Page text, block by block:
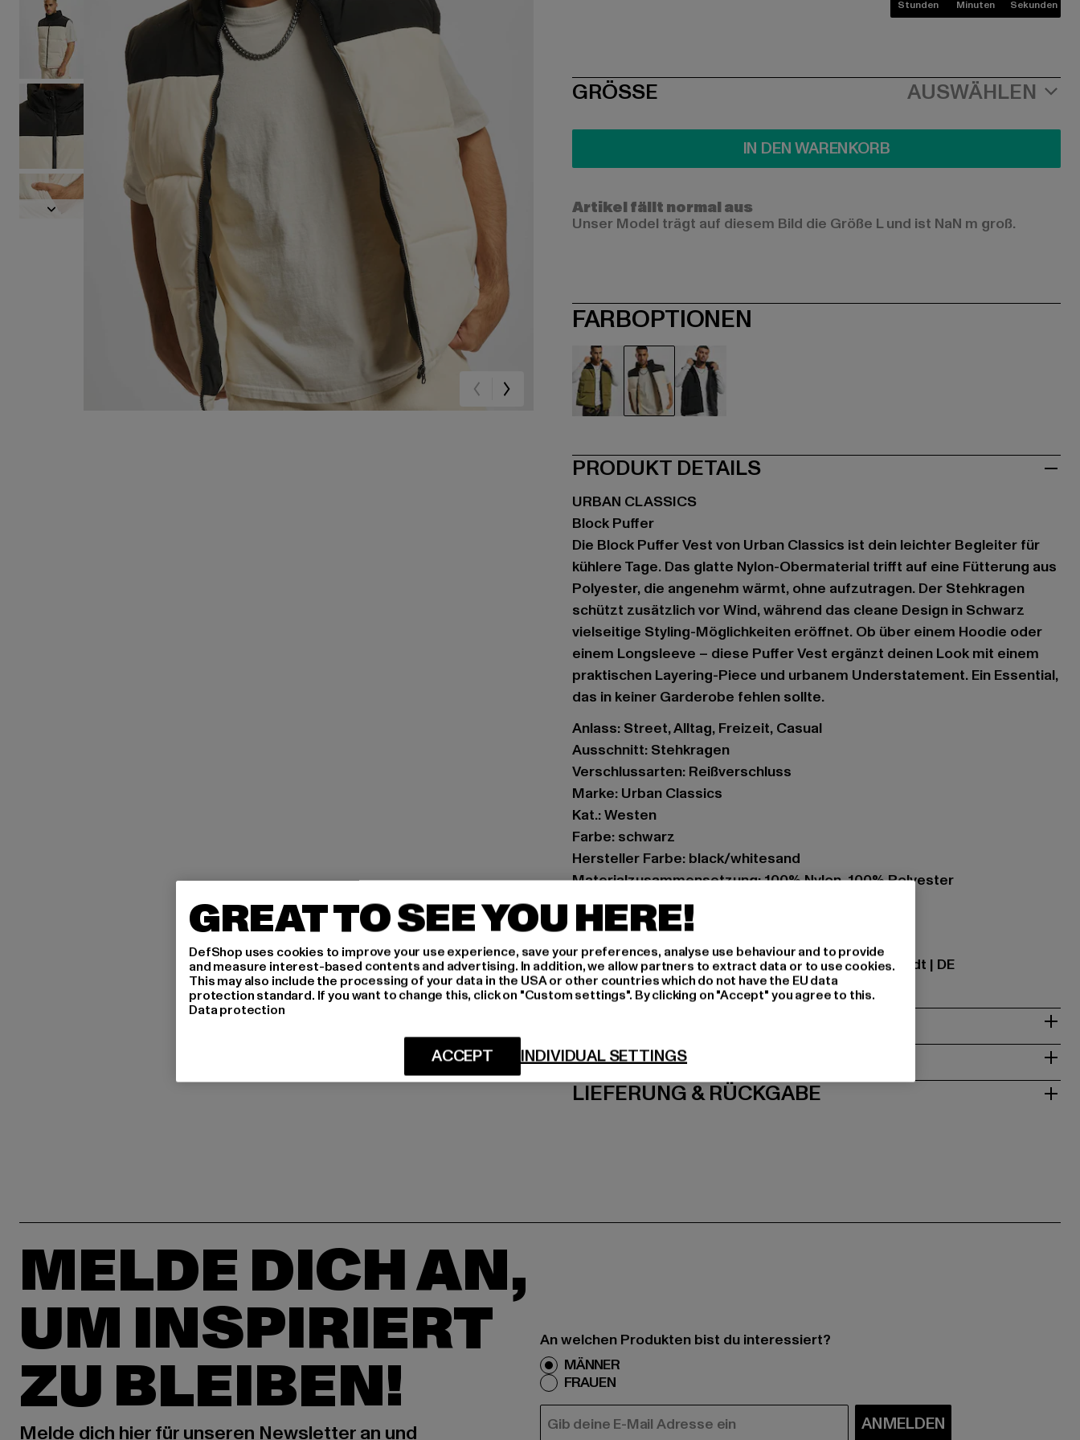
Stunden Minuten Sekunden
SIZE
GRÖSSE AUSWÄHLEN
IN DEN WARENKORB
Artikel fällt normal aus
Unser Model trägt auf diesem Bild die Größe L und ist NaN m groß.
FARBOPTIONEN
PRODUKT DETAILS
URBAN CLASSICS
Block Puffer
Die Block Puffer Vest von Urban Classics ist dein leichter Begleiter für
kühlere Tage. Das glatte Nylon-Obermaterial trifft auf eine Fütterung aus
Polyester, die angenehm wärmt, ohne aufzutragen. Der Stehkragen
schützt zusätzlich vor Wind, während das cleane Design in Schwarz
vielseitige Styling-Möglichkeiten eröffnet. Ob über einem Hoodie oder
einem Longsleeve – diese Puffer Vest ergänzt deinen Look mit einem
praktischen Layering-Piece und urbanem Understatement. Ein Essential,
das in keiner Garderobe fehlen sollte.
Anlass: Street, Alltag, Freizeit, Casual
Ausschnitt: Stehkragen
Verschlussarten: Reißverschluss
Marke: Urban Classics
Kat.: Westen
Farbe: schwarz
Hersteller Farbe: black/whitesand
Materialzusammensetzung: 100% Nylon, 100% Polyester
Art.Nr: TB4476-03275
Hersteller: TB International GmbH |
info@tbint.de
Dr.-Robert-Murjahn-Straße 7 | 64372 Ober-Ramstadt | DE
PFLEGEHINWEISE
LIEFERUNG & RÜCKGABE
MELDE DICH AN,
UM INSPIRIERT
ZU BLEIBEN!
Melde dich hier für unseren Newsletter an und
An welchen Produkten bist du interessiert?
MÄNNER
FRAUEN
E-MAIL ANMELDEN
GREAT TO SEE YOU HERE!
DefShop uses cookies to improve your use experience, save your preferences, analyse use behaviour and to provide
and measure interest-based contents and advertising. In addition, we allow partners to extract data or to use cookies.
This may also include the processing of your data in the USA or other countries which do not have the EU data
protection standard. If you want to change this, click on "Custom settings". By clicking on "Accept" you agree to this.
Data protection
INDIVIDUAL SETTINGS
ACCEPT